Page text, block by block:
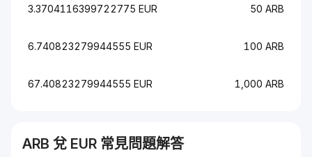
3.3704116399722775 EUR 50 ARB
6.740823279944555 EUR 100 ARB
67.40823279944555 EUR 1,000 ARB
ARB 兌 EUR 常見問題解答